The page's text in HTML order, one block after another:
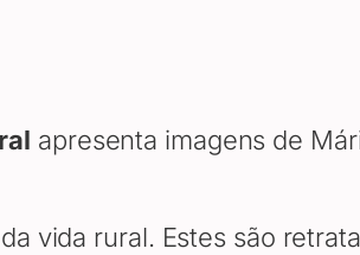
apresenta imagens de
vida rural. Estes são